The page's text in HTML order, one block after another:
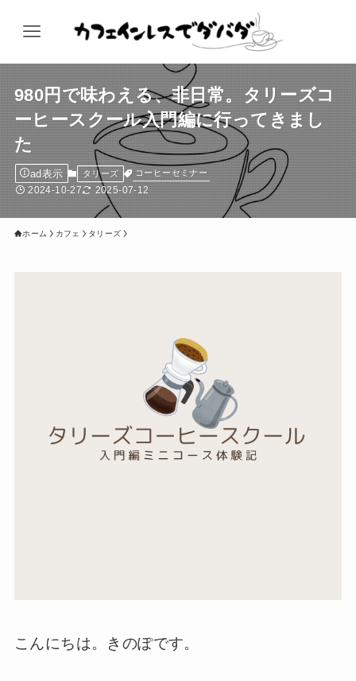
980円で味わえる、非日常。タリーズコ
ーヒースクール入門編に行ってきまし
た
ad表示 タリーズ コーヒーセミナー
2024-10-27 2025-07-12
ホーム カフェ タリーズ
こんにちは。きのぽです。